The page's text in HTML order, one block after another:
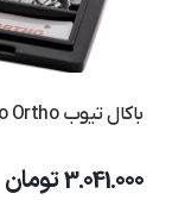
باکال تیوب Sino Ortho
3.041.000تومان